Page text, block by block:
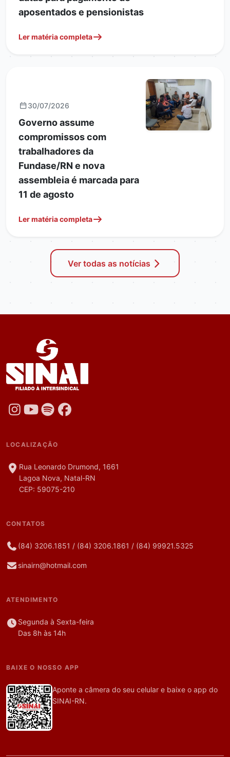
aposentados e pensionistas
Ler matéria completa
30/07/2026
Governo assume
compromissos com
trabalhadores da
Fundase/RN e nova
assembleia é marcada para
11 de agosto
Ler matéria completa
Ver todas as notícias
LOCALIZAÇÃO
Rua Leonardo Drumond, 1661
Lagoa Nova, Natal-RN
CEP: 59075-210
CONTATOS
(84) 3206.1851 / (84) 3206.1861 / (84) 99921.5325
sinairn@hotmail.com
ATENDIMENTO
Segunda à Sexta-feira
Das 8h às 14h
BAIXE O NOSSO APP
Aponte a câmera do seu celular e baixe o app do
SINAI-RN.